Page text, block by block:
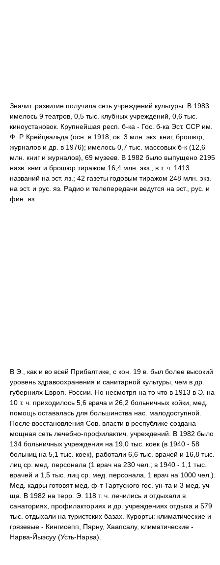
Значит. развитие получила сеть учреждений культуры. В 1983
имелось 9 театров, 0,5 тыс. клубных учреждений, 0,6 тыс.
киноустановок. Крупнейшая респ. б-ка - Гос. б-ка Эст. ССР им.
Ф. Р. Крейцвальда (осн. в 1918; ок. 3 млн. экз. книг, брошюр,
журналов и др. в 1976); имелось 0,7 тыс. массовых б-к (12,6
млн. книг и журналов), 69 музеев. В 1982 было выпущено 2195
назв. книг и брошюр тиражом 16,4 млн. экз., в т. ч. 1413
названий на эст. яз.; 42 газеты годовым тиражом 248 млн. экз.
на эст. и рус. яз. Радио и телепередачи ведутся на эст., рус. и
фин. яз.
В Э., как и во всей Прибалтике, с кон. 19 в. был более высокий
уровень здравоохранения и санитарной культуры, чем в др.
губерниях Европ. России. Но несмотря на то что в 1913 в Э. на
10 т. ч. приходилось 5,6 врача и 26,2 больничных койки, мед.
помощь оставалась для большинства нас. малодоступной.
После восстановления Сов. власти в республике создана
мощная сеть лечебно-профилактич. учреждений. В 1982 было
134 больничных учреждения на 19,0 тыс. коек (в 1940 - 58
больниц на 5,1 тыс. коек), работали 6,6 тыс. врачей и 16,8 тыс.
лиц ср. мед. персонала (1 врач на 230 чел.; в 1940 - 1,1 тыс.
врачей и 1,5 тыс. лиц ср. мед. персонала, 1 врач на 1000 чел.).
Мед. кадры готовят мед. ф-т Тартуского гос. ун-та и 3 мед. уч-
ща. В 1982 на терр. Э. 118 т. ч. лечились и отдыхали в
санаториях, профилакториях и др. учреждениях отдыха и 579
тыс. отдыхали на туристских базах. Курорты: климатические и
грязевые - Кингисепп, Пярну, Хаапсалу, климатические -
Нарва-Йыэсуу (Усть-Нарва).